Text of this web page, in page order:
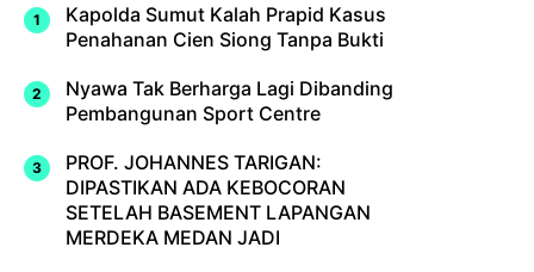
Kapolda Sumut Kalah Prapid Kasus
Penahanan Cien Siong Tanpa Bukti
Nyawa Tak Berharga Lagi Dibanding
Pembangunan Sport Centre
PROF. JOHANNES TARIGAN:
DIPASTIKAN ADA KEBOCORAN
SETELAH BASEMENT LAPANGAN
MERDEKA MEDAN JADI